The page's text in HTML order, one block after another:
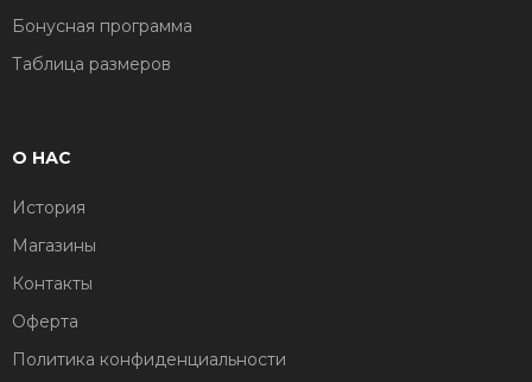
Бонусная программа
Таблица размеров
О НАС
История
Магазины
Контакты
Оферта
Политика конфиденциальности